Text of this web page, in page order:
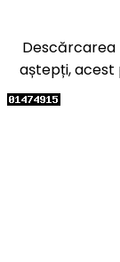
Descărcarea
aștepți,